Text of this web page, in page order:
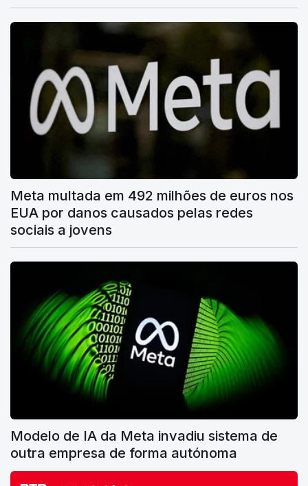
Meta multada em 492 milhões de euros nos
EUA por danos causados pelas redes
sociais a jovens
Modelo de IA da Meta invadiu sistema de
outra empresa de forma autónoma